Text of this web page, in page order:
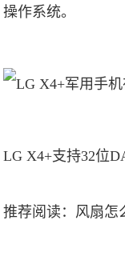
操作系统。
LG X4+支持32位
推荐阅读： 风扇怎